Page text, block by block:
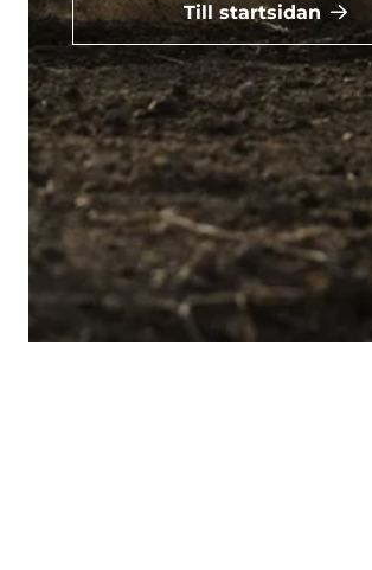
Till startsidan